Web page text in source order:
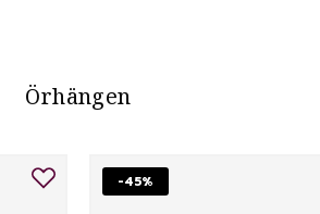
Örhängen
-45%